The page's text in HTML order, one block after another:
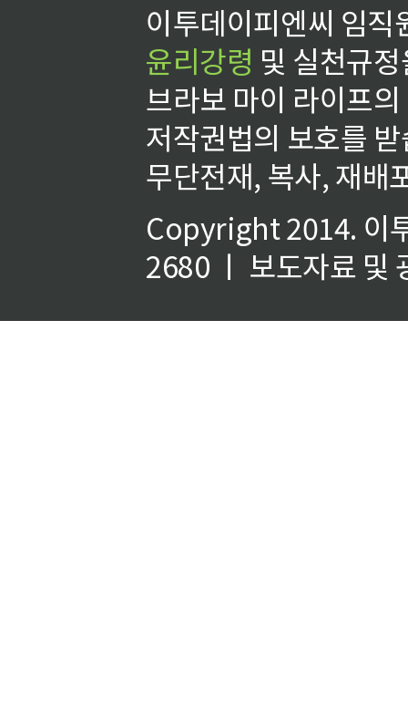
이투데이피엔씨 임
윤리강령 및 실천규
브라보 마이 라이프
저작권법의 보호를
무단전재, 복사, 재배
Copyright 2014. 이
2680 ㅣ 보도자료